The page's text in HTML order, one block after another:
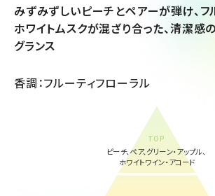
みずみずしいピーチとペアーが弾け、フ
ホワイトムスクが混ざり合った、清潔感
グランス
香調：フルーティフローラル
TOP
ピーチ、ペア、グリーン・アップル、
ホワイトワイン・アコード